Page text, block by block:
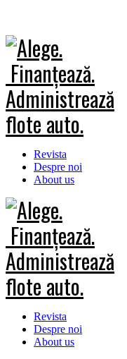
Revista
Despre noi
About us
Revista
Despre noi
About us